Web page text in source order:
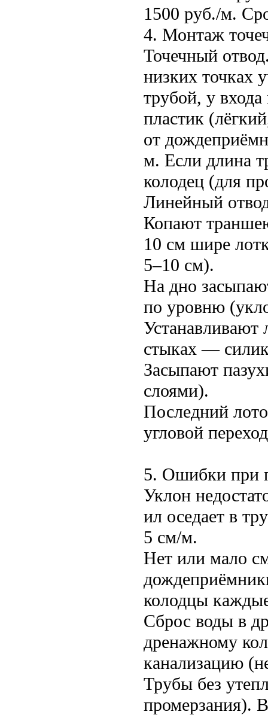
1500 руб./м.
4. Монтаж
Точечный
низких точках
трубой, у
пластик
от
м. Если длина
колодец (для
Линейный
Копают
10 см шире
5–10 см).
На дно
по уровню
Устанавливают
стыках —
Засыпают
слоями).
Последний
угловой
5. Ошибки при
Уклон
ил оседает в
5 см/м.
Нет или мало
колодцы
Сброс воды в
дренажному
канализацию
Трубы без
промерзания).